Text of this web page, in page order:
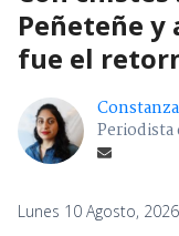
Peñeteñe y
fue el
Periodista
Lunes 10 Agosto,